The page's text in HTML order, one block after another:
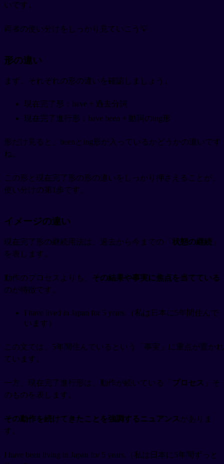
いです。
両者の使い分けをしっかり見ていこう💡
形の違い
まず、それぞれの形の違いを確認しましょう。
現在完了形：have + 過去分詞
現在完了進行形：have been + 動詞のing形
形だけ見ると、beenとing形が入っているかどうかの違いです
ね。
この形と現在完了形の形の違いをしっかり押さえることが、
使い分けの第1歩です。
イメージの違い
現在完了形の継続用法は、過去から今までの「 状態の継続
を表します。
動作のプロセスよりも、 その結果や事実に焦点を当てている
のが特徴です。
I have lived in Japan for 5 years.（私は日本に5年間住んで
います）
この文では、5年間住んでいるという「事実」に重点が置かれ
ています。
一方、現在完了進行形は、動作が続いている「 プロセス
」そ
のものを表します。
その動作を続けてきたことを強調するニュアンスがありま
す。
I have been living in Japan for 5 years.（私は日本に5年間ずっと